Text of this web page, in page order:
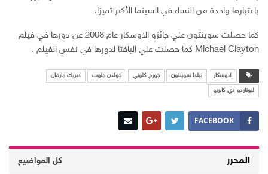
باعتبارها واحدة من النساء في السينما الأكثر تميزا.
كما حصلت سوينتون علي جائزو الاوسكار عام 2008 عن دورها في فيلم
Michael Clayton كما حصلت علي البافتا لدورها في نفس الفيلم .
الاوسكار تيلدا سوينتون جورج كلوني جولدن جلوب ديريك جارمان
ليوناردو دي كابريو
FACEBOOK
المحرر كل المواضيع